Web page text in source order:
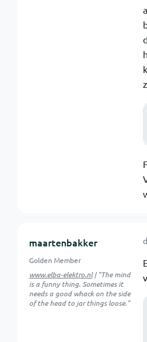
maartenbakker
Golden Member
www.elba-elektro.nl| "The mind
is a funny thing. Sometimes it
needs a good whack on the side
of the head to jar things loose."